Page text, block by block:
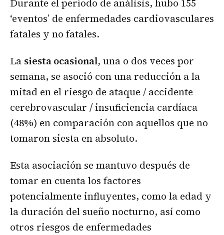
Durante el período de análisis, hubo 155
‘eventos’ de enfermedades cardiovasculares
fatales y no fatales.
La siesta ocasional, una o dos veces por
semana, se asoció con una reducción a la
mitad en el riesgo de ataque / accidente
cerebrovascular / insuficiencia cardíaca
(48%) en comparación con aquellos que no
tomaron siesta en absoluto.
Esta asociación se mantuvo después de
tomar en cuenta los factores
potencialmente influyentes, como la edad y
la duración del sueño nocturno, así como
otros riesgos de enfermedades